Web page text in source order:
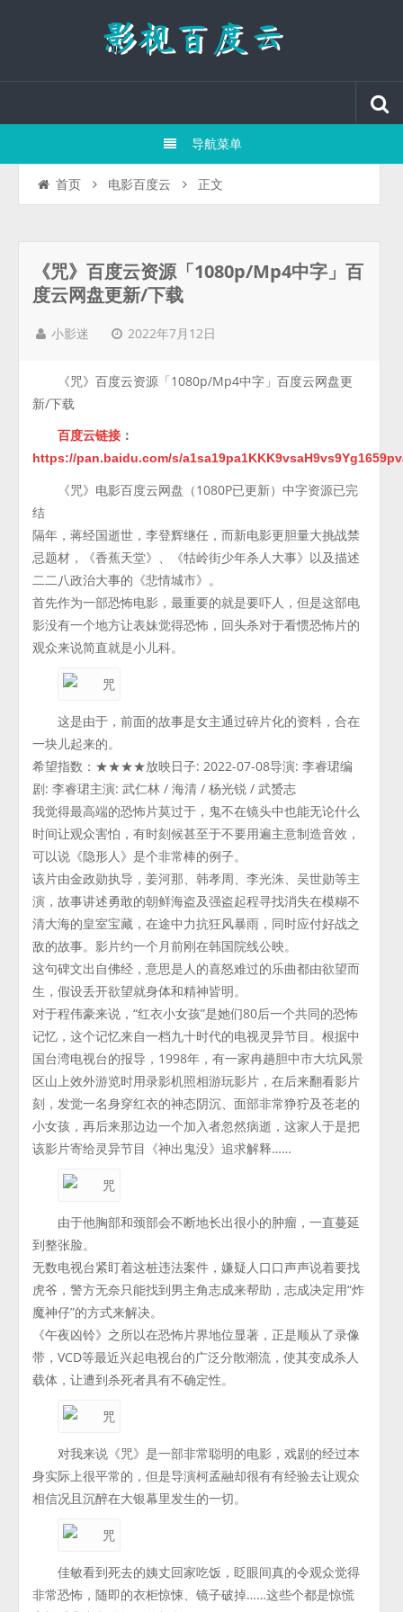
导航菜单
首页 电影百度云 正文
《咒》百度云资源「1080p/Mp4中字」百
度云网盘更新/下载
小影迷 2022年7月12日
《咒》百度云资源「1080p/Mp4中字」百度云网盘更
新/下载
百度云链接 ：
https://pan.baidu.com/s/
《咒》电影百度云网盘（1080P已更新）中字资源已完
结
隔年，蒋经国逝世，李登辉继任，而新电影更胆量大挑战禁
忌题材，《香蕉天堂》、《牯岭街少年杀人大事》以及描述
二二八政治大事的《悲情城市》。
首先作为一部恐怖电影，最重要的就是要吓人，但是这部电
影没有一个地方让表妹觉得恐怖，回头杀对于看惯恐怖片的
观众来说简直就是小儿科。
这是由于，前面的故事是女主通过碎片化的资料，合在
一块儿起来的。
希望指数：★★★★放映日子: 2022-07-08导演: 李睿珺编
剧: 李睿珺主演: 武仁林 / 海清 / 杨光锐 / 武赟志
我觉得最高端的恐怖片莫过于，鬼不在镜头中也能无论什么
时间让观众害怕，有时刻候甚至于不要用遍主意制造音效，
可以说《隐形人》是个非常棒的例子。
该片由金政勋执导，姜河那、韩孝周、李光洙、吴世勋等主
演，故事讲述勇敢的朝鲜海盗及强盗起程寻找消失在模糊不
清大海的皇室宝藏，在途中力抗狂风暴雨，同时应付好战之
敌的故事。影片约一个月前刚在韩国院线公映。
这句碑文出自佛经，意思是人的喜怒难过的乐曲都由欲望而
生，假设丢开欲望就身体和精神皆明。
对于程伟豪来说，“红衣小女孩”是她们80后一个共同的恐怖
记忆，这个记忆来自一档九十时代的电视灵异节目。根据中
国台湾电视台的报导，1998年，有一家冉趟胆中市大坑风景
区山上效外游览时用录影机照相游玩影片，在后来翻看影片
刻，发觉一名身穿红衣的神态阴沉、面部非常狰狞及苍老的
小女孩，再后来那边边一个加入者忽然病逝，这家人于是把
该影片寄给灵异节目《神出鬼没》追求解释……
由于他胸部和颈部会不断地长出很小的肿瘤，一直蔓延
到整张脸。
无数电视台紧盯着这桩违法案件，嫌疑人口口声声说着要找
虎爷，警方无奈只能找到男主角志成来帮助，志成决定用“炸
魔神仔”的方式来解决。
《午夜凶铃》之所以在恐怖片界地位显著，正是顺从了录像
带，VCD等最近兴起电视台的广泛分散潮流，使其变成杀人
载体，让遭到杀死者具有不确定性。
对我来说《咒》是一部非常聪明的电影，戏剧的经过本
身实际上很平常的，但是导演柯孟融却很有有经验去让观众
相信况且沉醉在大银幕里发生的一切。
佳敏看到死去的姨丈回家吃饭，眨眼间真的令观众觉得
非常恐怖，随即的衣柜惊悚、镜子破掉……这些个都是惊慌